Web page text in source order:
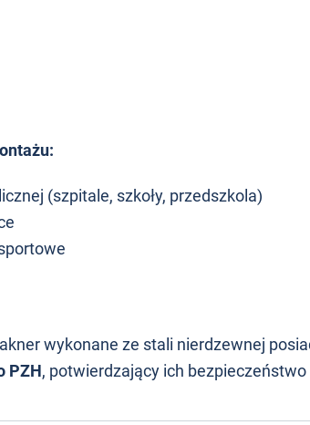
(szpitale, szkoły, przedszkola)
wykonane ze stali nierdzewnej
PZH, potwierdzający ich